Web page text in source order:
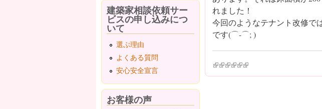
れました！
今回のようなテナント改修で
です(⌒-⌒; )
(link is external)
(link is external)
(link is external)
(link is external)
(link is external)
(link is external)
建築家相談依頼サー
ビスの申し込みにつ
いて
選ぶ理由
よくある質問
安心安全宣言
お客様の声